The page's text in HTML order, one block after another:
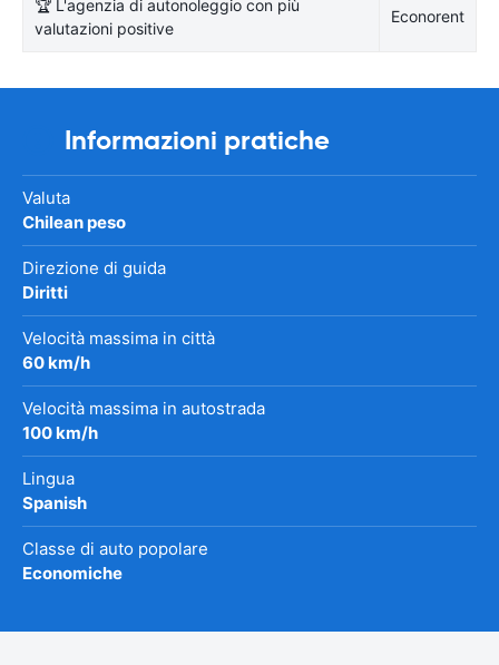
🏆 L'agenzia di autonoleggio con più
valutazioni positive
Econorent
Informazioni pratiche
Valuta
Chilean peso
Direzione di guida
Diritti
Velocità massima in città
60 km/h
Velocità massima in autostrada
100 km/h
Lingua
Spanish
Classe di auto popolare
Economiche